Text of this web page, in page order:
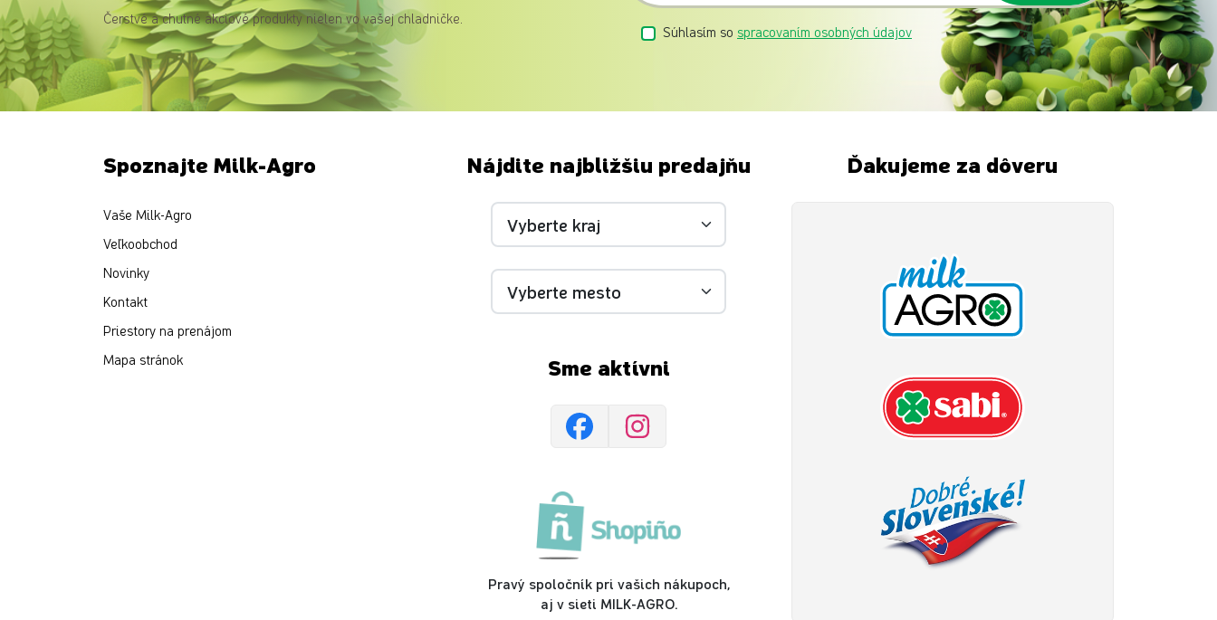
Čerstvé a chutné akciové produkty nielen vo vašej chladničke.
Súhlasím so spracovaním osobných údajov
Spoznajte Milk-Agro
Vaše Milk-Agro
Veľkoobchod
Novinky
Kontakt
Priestory na prenájom
Mapa stránok
Nájdite najbližšiu predajňu
Sme aktívni
Pravý spoločník pri vašich nákupoch,
aj v sieti MILK-AGRO.
Ďakujeme za dôveru